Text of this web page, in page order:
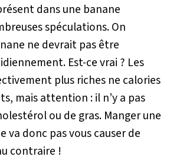
dans une banane
spéculations. On
ne devrait pas être
Est-ce vrai ? Les
plus riches ne calories
mais attention : il n’y a pas
ou de gras. Manger une
va donc pas vous causer de
contraire !